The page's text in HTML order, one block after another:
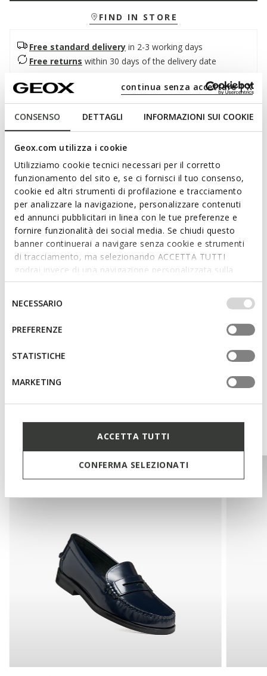
CONSENSO DETTAGLI INFORMAZIONI SUI COOKIE
Geox.com utilizza i cookie
Utilizziamo cookie tecnici necessari per il corretto
funzionamento del sito e, se ci fornisci il tuo consenso,
cookie ed altri strumenti di profilazione e tracciamento
per analizzare la navigazione, personalizzare contenuti
ed annunci pubblicitari in linea con le tue preferenze e
fornire funzionalità dei social media. Se chiudi questo
banner continuerai a navigare senza cookie e strumenti
di tracciamento, ma selezionando ACCETTA TUTTI
godrai invece di una navigazione personalizzata sulla
base dei tuoi gusti ed interessi. Selezionando
IMPOSTAZIONI potrai anche scegliere quali cookies ed
altri strumenti di tracciamento autorizzare. Per maggiori
informazioni o per modificare in qualsiasi momento le
tue impostazioni, visita la nostra
consenso
NECESSARIO
PREFERENZE
STATISTICHE
MARKETING
ACCETTA TUTTI
CONFERMA SELEZIONATI
continua senza accettare | X
FIND IN STORE
Free standard delivery in 2-3 working days
Free returns within 30 days of the delivery date
Women’s college-inspired loafer, for outfits with understated
yet bold elegance. Crafted from soft suede, it comes in a
versatile and on-trend hazelnut shade. Comfortable and
breathable, Noemen combines traditional lines with refined
details.
ITEM CODE:D680XA00022C6068
Features
Quick and easy to put on
Heel height: 2 cm / 0,8"
Materials
You may also like